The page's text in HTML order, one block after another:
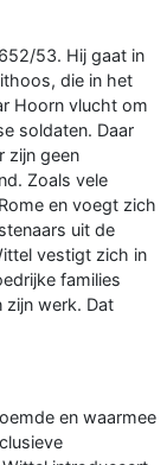
53. Hij gaat in
die in het
Hoorn vlucht om
soldaten. Daar
zijn geen
Zoals vele
en voegt zich
uit de
vestigt zich in
families
zijn werk. Dat
en waarmee